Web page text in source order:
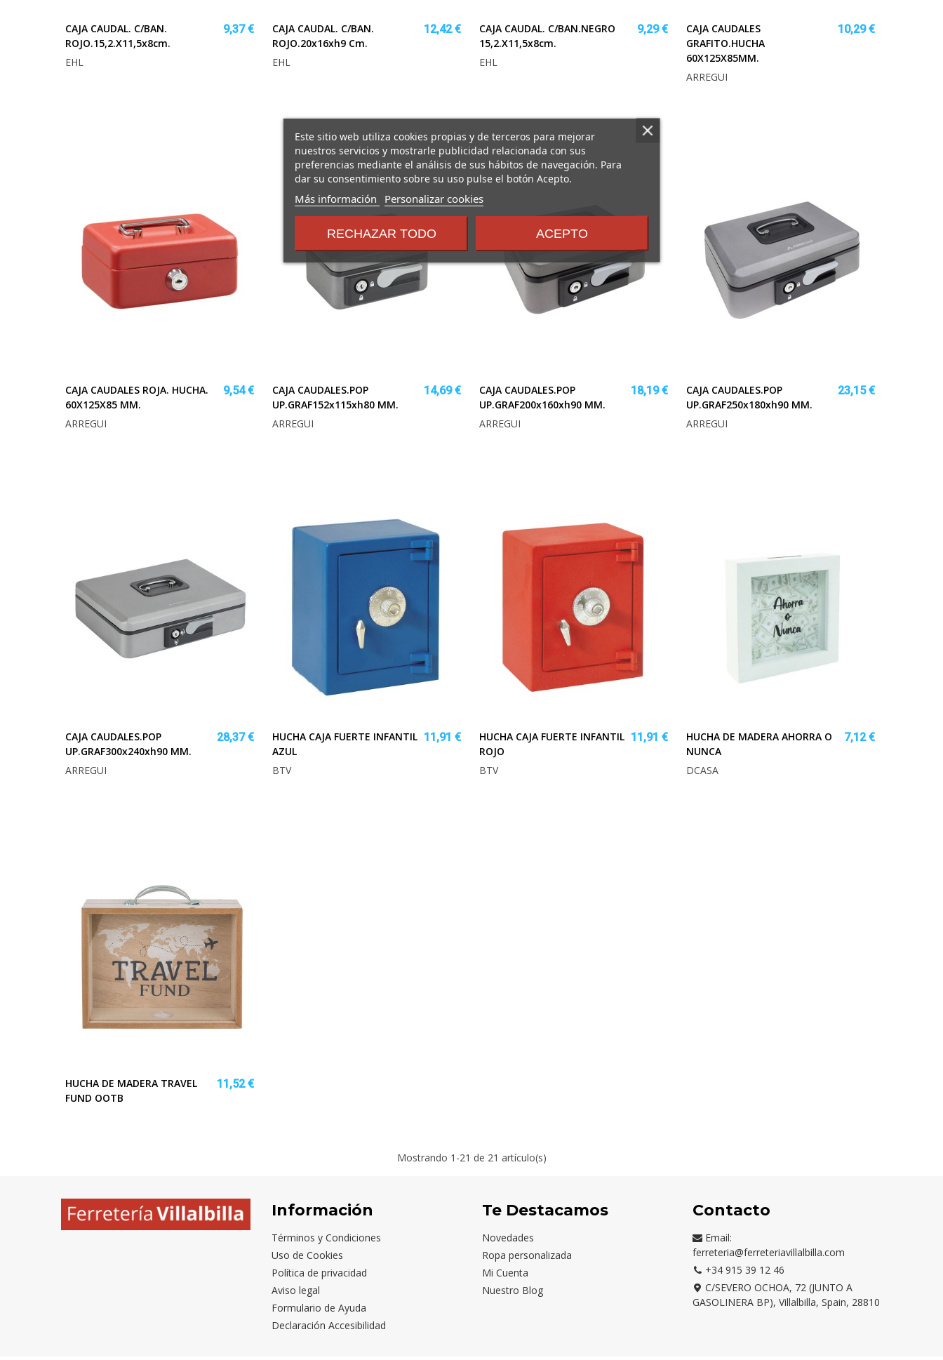
CAJA CAUDAL. C/BAN.
ROJO.15,2.x11,5x8cm.
9,37 €
EHL
CAJA CAUDAL. C/BAN.
ROJO.20x16xh9 Cm.
12,42 €
EHL
CAJA CAUDAL. C/BAN.NEGRO
15,2.x11,5x8cm.
9,29 €
EHL
CAJA CAUDALES
GRAFITO.HUCHA
60X125X85MM.
10,29 €
ARREGUI
CAJA CAUDALES ROJA. HUCHA.
60X125X85 MM.
9,54 €
ARREGUI
CAJA CAUDALES.POP
UP.GRAF152x115xh80 MM.
14,69 €
ARREGUI
CAJA CAUDALES.POP
UP.GRAF200x160xh90 MM.
18,19 €
ARREGUI
CAJA CAUDALES.POP
UP.GRAF250x180xh90 MM.
23,15 €
ARREGUI
CAJA CAUDALES.POP
UP.GRAF300x240xh90 MM.
28,37 €
ARREGUI
HUCHA CAJA FUERTE INFANTIL
AZUL
11,91 €
BTV
HUCHA CAJA FUERTE INFANTIL
ROJO
11,91 €
BTV
HUCHA DE MADERA AHORRA O
NUNCA
7,12 €
DCASA
HUCHA DE MADERA TRAVEL
FUND OOTB
11,52 €
Mostrando 1 -21 de 21 artículo(s)
Información
Términos y Condiciones
Uso de Cookies
Política de privacidad
Aviso legal
Formulario de Ayuda
Declaración Accesibilidad
Te Destacamos
Novedades
Ropa personalizada
Mi Cuenta
Nuestro Blog
Contacto
Email:
ferreteria@ferreteriavillalbilla.com
+34 915 39 12 46
C/SEVERO OCHOA, 72 (JUNTO A
GASOLINERA BP), Villalbilla, Spain, 28810
Este sitio web utiliza cookies propias y de terceros para mejorar
nuestros servicios y mostrarle publicidad relacionada con sus
preferencias mediante el análisis de sus hábitos de navegación. Para
dar su consentimiento sobre su uso pulse el botón Acepto.
Más información
sobre
y
condiciones
Personalizar cookies
RECHAZAR TODO ACEPTO